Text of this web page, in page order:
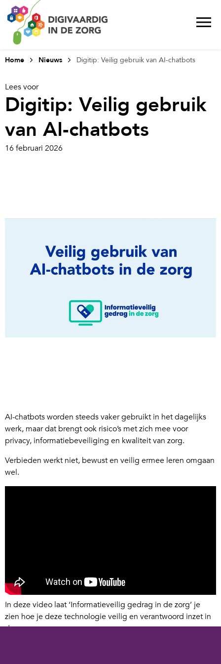
Home Nieuws Digitip: Veilig gebruik van AI-chatbots
Lees voor
Digitip: Veilig gebruik
van AI-chatbots
16 februari 2026
AI-chatbots worden steeds vaker gebruikt in het dagelijks
werk, maar dat brengt ook risico’s met zich mee voor
privacy, informatiebeveiliging en kwaliteit van zorg.
Verbieden werkt niet, bewust en veilig ermee leren omgaan
wel.
In deze video laat ‘Informatieveilig gedrag in de zorg’ je
zien hoe je deze technologie veilig en verantwoord inzet in
de zorg.